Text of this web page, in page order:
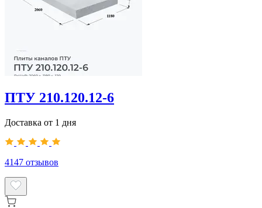
ПТУ 210.120.12-6
Доставка от 1 дня
4147 отзывов